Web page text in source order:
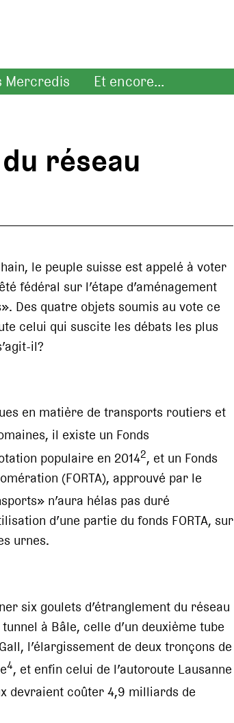
Mercredis Et encore...
réseau
le peuple suisse est appelé à voter
fédéral sur l’étape d’aménagement
Des quatre objets soumis au vote ce
celui qui suscite les débats les plus
il?
en matière de transports routiers et
il existe un Fonds
populaire en 20142, et un Fonds
(FORTA), approuvé par le
n’aura hélas pas duré
d’une partie du fonds FORTA, sur
urnes.
six goulets d’étranglement du réseau
à Bâle, celle d’un deuxième tube
l’élargissement de deux tronçons de
4, et enfin celui de l’autoroute Lausanne
devraient coûter 4,9 milliards de